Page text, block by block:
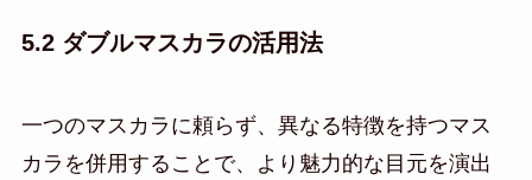
5.2 ダブルマスカラの活用法
一つのマスカラに頼らず、異なる特徴を持つマス
カラを併用することで、より魅力的な目元を演出